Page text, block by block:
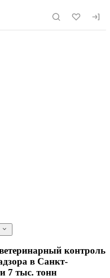
сайту eqinfo.ru
ветеринарный
контроль
в Санкт-
7 тыс. тонн